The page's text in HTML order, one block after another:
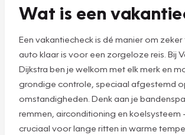
Wat is een
Een vakantiecheck is dé manier om
auto klaar is voor een zorgeloze reis. Bij
Dijkstra ben je welkom met elk merk en
grondige controle, speciaal afgestemd
omstandigheden. Denk aan je
remmen, airconditioning en koelsysteem
cruciaal voor lange ritten in warme